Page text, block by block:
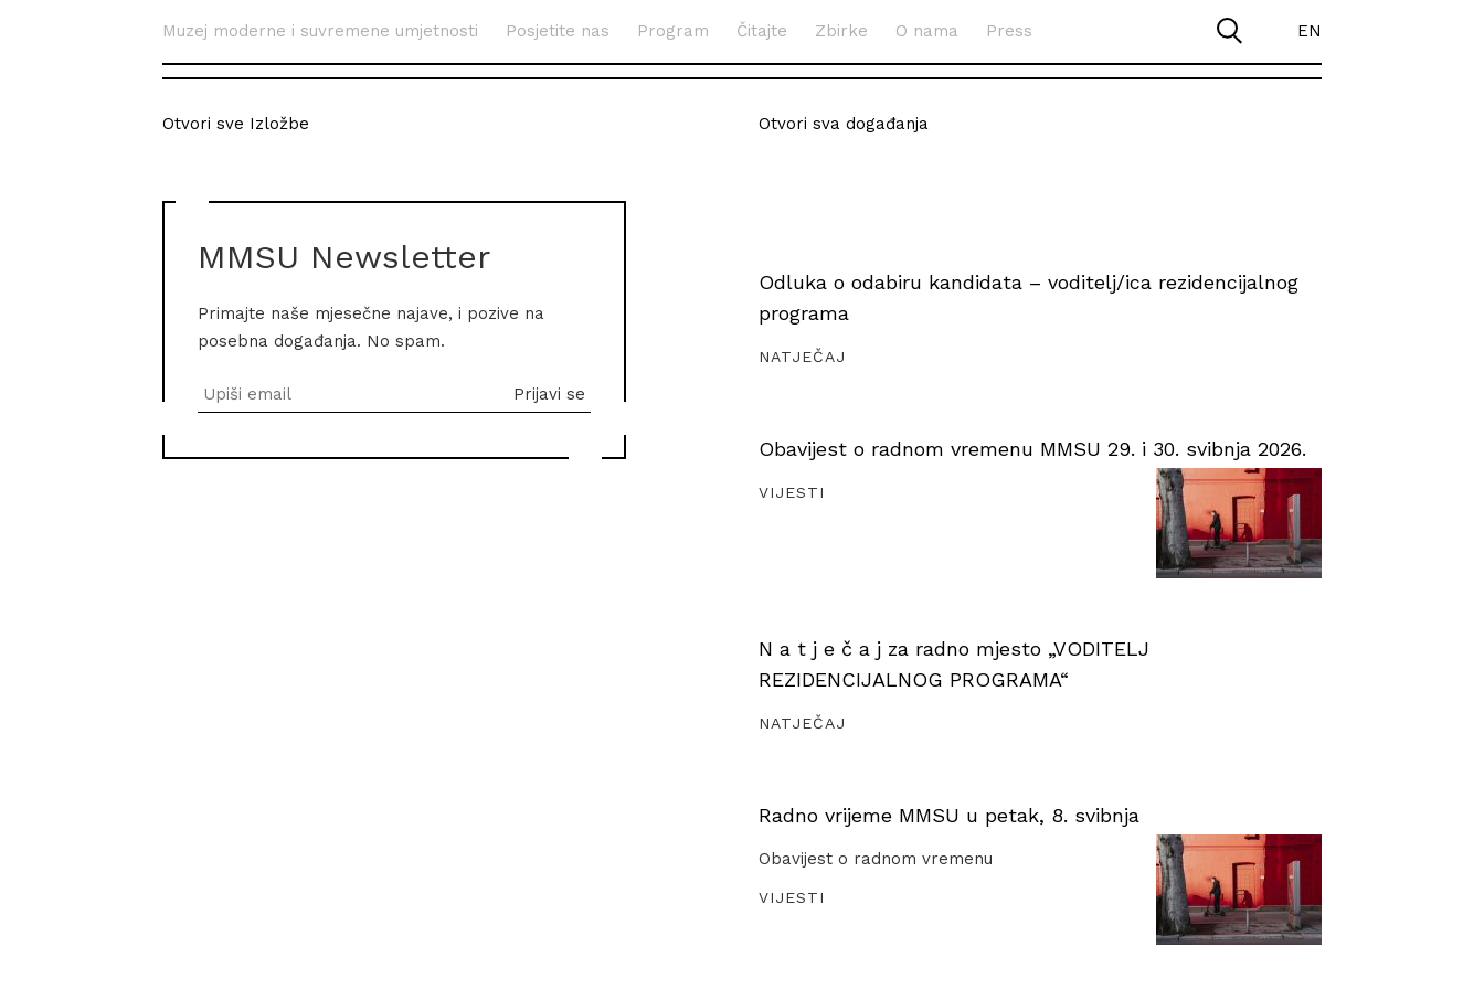
Muzej moderne i suvremene umjetnosti Posjetite nas Program Čitajte Zbirke O nama Press EN
Otvori sve Izložbe
MMSU Newsletter
Primajte naše mjesečne najave, i pozive na
posebna događanja. No spam.
Otvori sva događanja
Odluka o odabiru kandidata – voditelj/ica rezidencijalnog
programa
NATJEČAJ
Obavijest o radnom vremenu MMSU 29. i 30. svibnja 2026.
VIJESTI
N a t j e č a j za radno mjesto „VODITELJ
REZIDENCIJALNOG PROGRAMA“
NATJEČAJ
Radno vrijeme MMSU u petak, 8. svibnja
Obavijest o radnom vremenu
VIJESTI